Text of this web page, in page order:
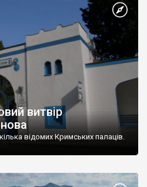
витвір
відомих Кримських палаців.